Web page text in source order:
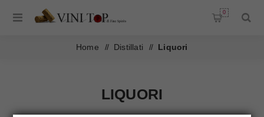
0
Home / Distillati / Liquori
LIQUORI